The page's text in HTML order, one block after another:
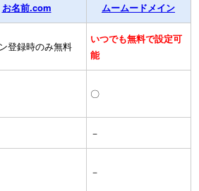
お名前.com ムームードメイン
登録時のみ無料
いつでも無料で設定可
能
〇
－
－